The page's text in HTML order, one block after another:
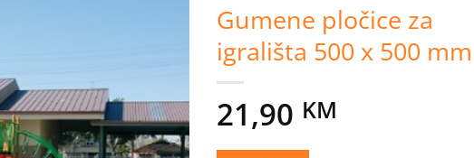
Gumene pločice za
igrališta 500 x 500 mm
21,90 KM